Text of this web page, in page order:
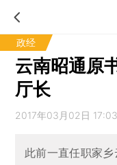
政经
云南昭通原
厅长
2017年03月02日 17:03
此前一直任职家